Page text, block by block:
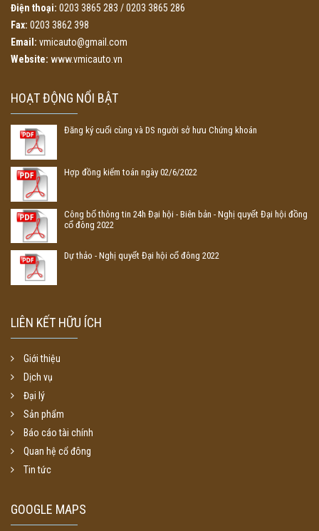
Điện thoại: 0203 3865 283 / 0203 3865 286
Fax: 0203 3862 398
Email: vmicauto@gmail.com
Website: www.vmicauto.vn
HOẠT ĐỘNG NỔI BẬT
Đăng ký cuối cùng và DS người sở hưu Chứng khoán
Hợp đồng kiểm toán ngày 02/6/2022
Công bố thông tin 24h Đại hội - Biên bản - Nghị quyết Đại hội đồng
cổ đông 2022
Dự thảo - Nghị quyết Đại hội cổ đông 2022
LIÊN KẾT HỮU ÍCH
Giới thiệu
Dịch vụ
Đại lý
Sản phẩm
Báo cáo tài chính
Quan hệ cổ đông
Tin tức
GOOGLE MAPS